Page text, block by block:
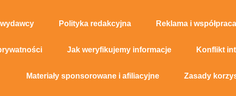
Polityka redakcyjna Reklama i
Jak weryfikujemy informacje Konflikt
Materiały sponsorowane i afiliacyjne Zasady